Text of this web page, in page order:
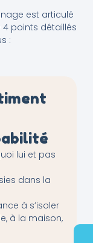
est articulé
points détaillés
:
lui et pas
dans la
à s’isoler
à la maison,